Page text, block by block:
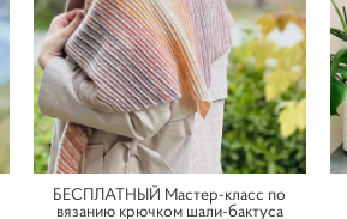
БЕСПЛАТНЫЙ Мастер-класс по
вязанию крючком шали-бактуса